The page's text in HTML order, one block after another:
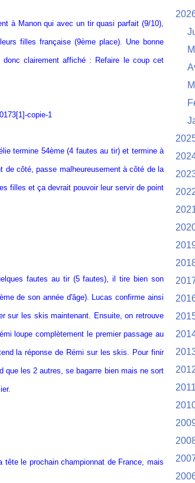
à Manon qui avec un tir quasi parfait (9/10),
filles française (9ème place). Une bonne
clairement affiché : Refaire le coup cet
termine 54ème (4 fautes au tir) et termine à
de côté, passe malheureusement à côté de la
filles et ça devrait pouvoir leur servir de point
fautes au tir (5 fautes), il tire bien son
de son année d'âge). Lucas confirme ainsi
sur les skis maintenant. Ensuite, on retrouve
loupe complètement le premier passage au
la réponse de Rémi sur les skis. Pour finir
que les 2 autres, se bagarre bien mais ne sort
le prochain championnat de France, mais
2011